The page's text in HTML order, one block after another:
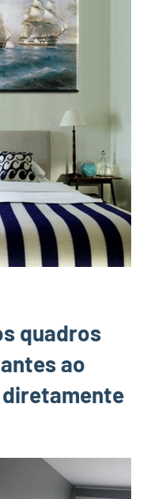
quadros
ao